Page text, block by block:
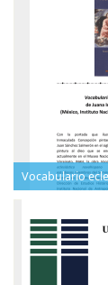
Vocabulario